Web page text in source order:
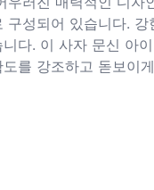
구성되어 있습니다.
다. 이 사자 문신 아
를 강조하고 돋보이